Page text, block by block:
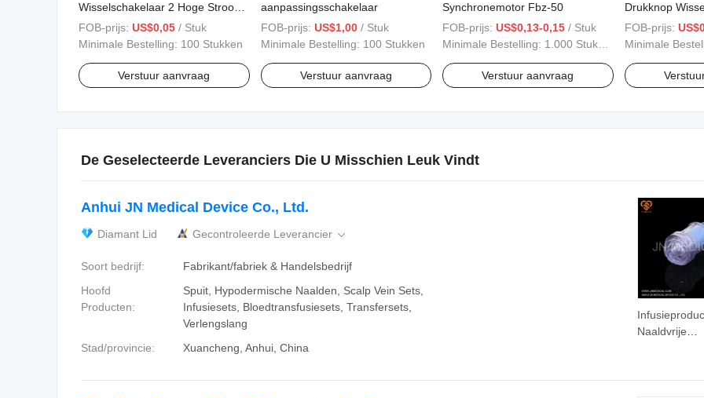
Wisselschakelaar 2 Hoge Stroom
Glijdende Schakelaar
FOB-prijs: US$0,05 / Stuk
Minimale Bestelling: 100 Stukken
Verstuur aanvraag
aanpassingsschakelaar
FOB-prijs: US$1,00 / Stuk
Minimale Bestelling: 100 Stukken
Verstuur aanvraag
Synchronemotor Fbz-50
FOB-prijs: US$0,13-0,15 / Stuk
Minimale Bestelling: 1.000 Stukken
Verstuur aanvraag
Drukknop
Lioujiao 90
FOB-prijs:
Minimale
De Geselecteerde Leveranciers Die U Misschien Leuk Vindt
Naaldvrije
Anhui JN Medical Device Co., Ltd.
Diamant Lid Gecontroleerde Leverancier 
Soort bedrijf:
Fabrikant/fabriek & Handelsbedrijf
Hoofd
Producten:
Spuit, Hypodermische Naalden, Scalp Vein Sets,
Infusiesets, Bloedtransfusiesets, Transfersets,
Verlengslang
Stad/provincie:
Xuancheng, Anhui, China